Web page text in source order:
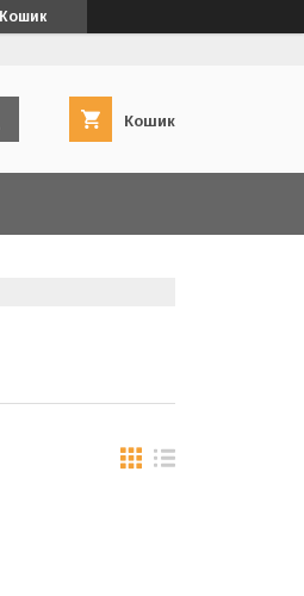
Кошик
Кошик